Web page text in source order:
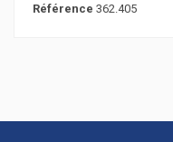
Référence 362.405